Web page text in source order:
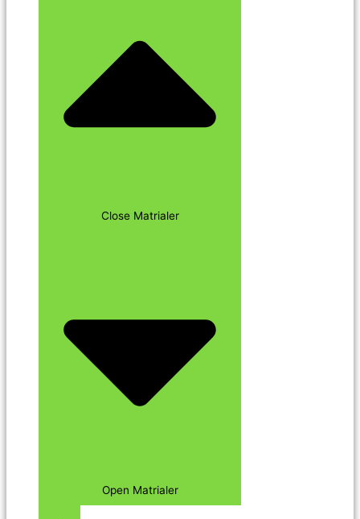
Close Matrialer
Open Matrialer